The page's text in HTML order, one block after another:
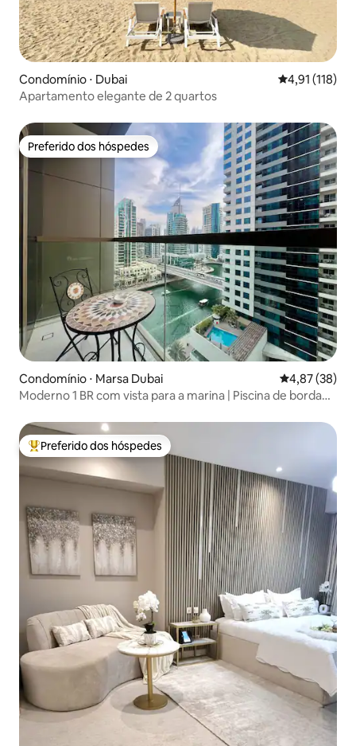
Condomínio ⋅ Dubai 4,91 de uma
4,91 (118)
Apartamento elegante de 2 quartos
Preferido dos hóspedes
Preferido dos hóspedes
Condomínio ⋅ Marsa Dubai 4,87 de uma
4,87 (38)
Moderno 1 BR com vista para a marina | Piscina de borda
Entre os melhores preferidos dos hóspedes
Preferido dos hóspedes